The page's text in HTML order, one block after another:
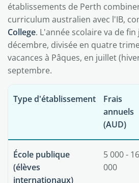
établissements de Perth
curriculum australien avec l'IB,
College. L'année scolaire va de
décembre, divisée en quatre
vacances à Pâques, en juillet
septembre.
Type d'établissement
Frais
annuels
(AUD)
École publique
(élèves
internationaux)
5 000 - 16
000